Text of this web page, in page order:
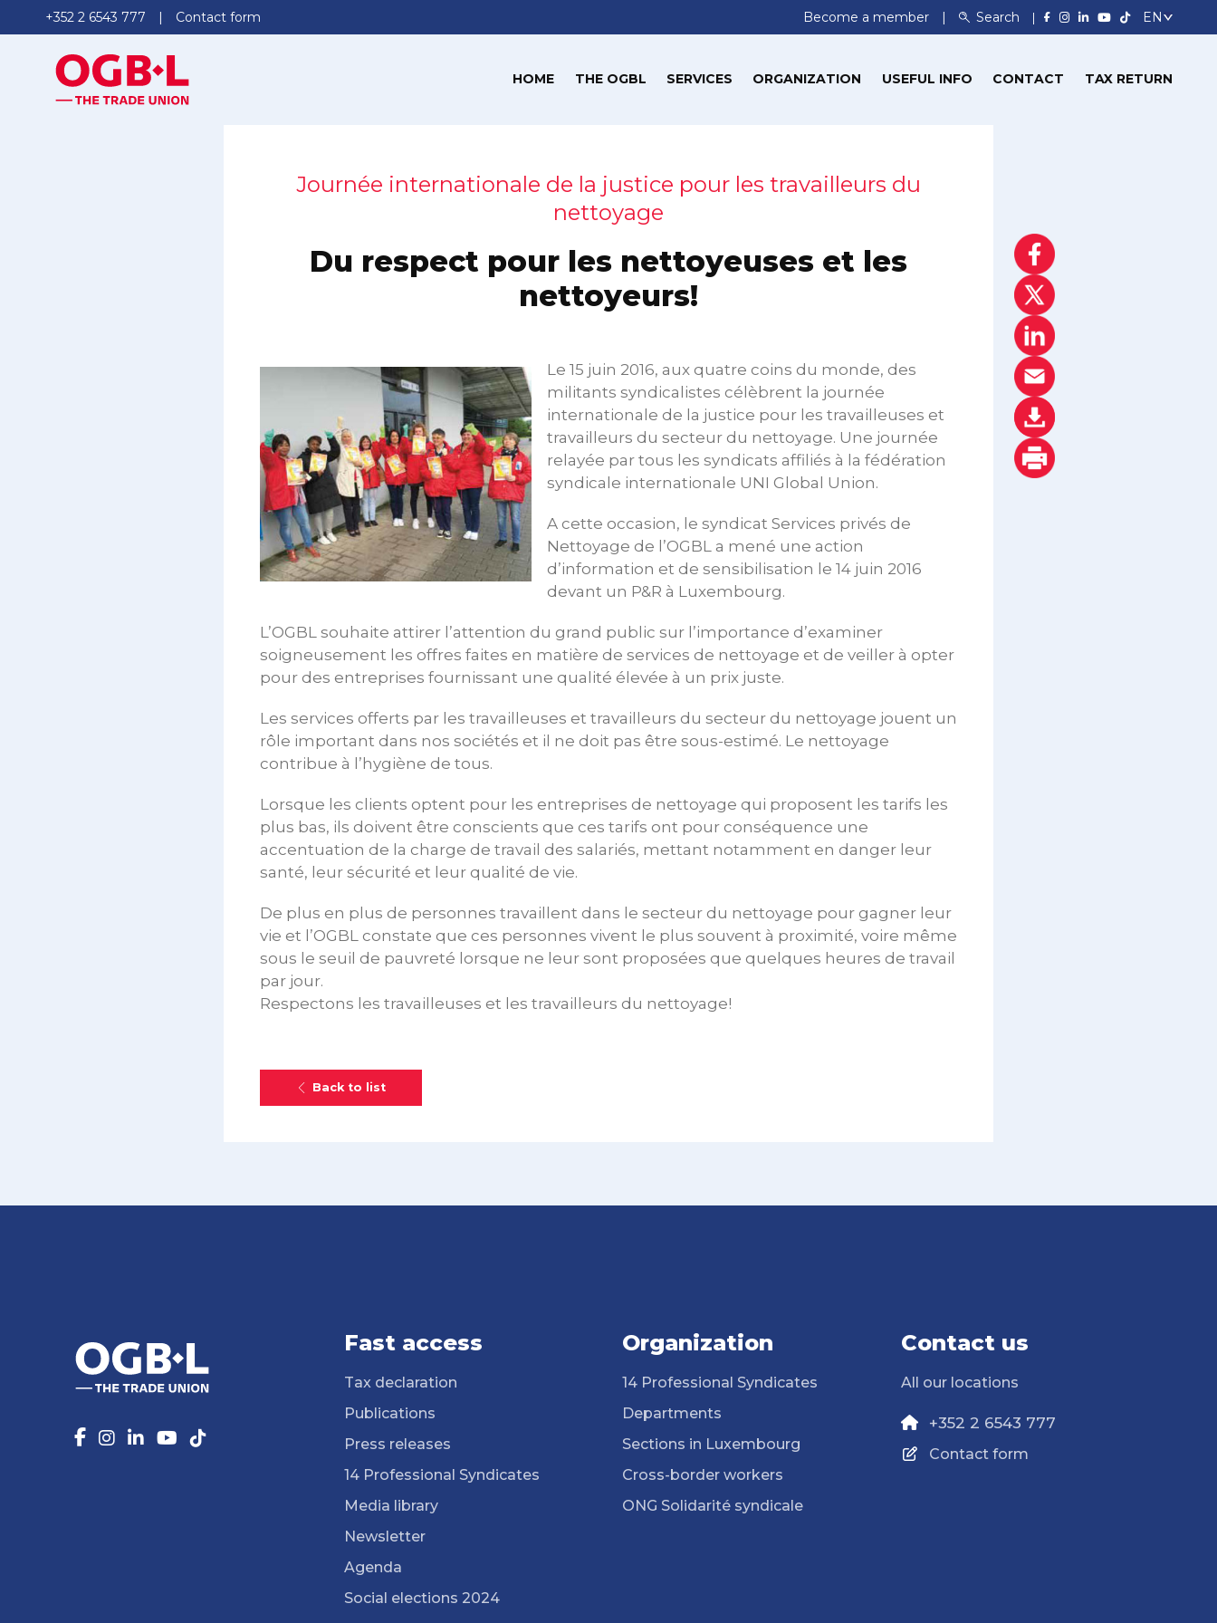
+352 2 6543 777 Contact form Become a member Search
HOME THE OGBL SERVICES ORGANIZATION USEFUL INFO CONTACT TAX RETURN
Journée internationale de la justice pour les travailleurs du
nettoyage
Du respect pour les nettoyeuses et les
nettoyeurs!
Le 15 juin 2016, aux quatre coins du monde, des
militants syndicalistes célèbrent la journée
internationale de la justice pour les travailleuses et
travailleurs du secteur du nettoyage. Une journée
relayée par tous les syndicats affiliés à la fédération
syndicale internationale UNI Global Union.
A cette occasion, le syndicat Services privés de
Nettoyage de l’OGBL a mené une action
d’information et de sensibilisation le 14 juin 2016
devant un P&R à Luxembourg.
L’OGBL souhaite attirer l’attention du grand public sur l’importance d’examiner
soigneusement les offres faites en matière de services de nettoyage et de veiller à opter
pour des entreprises fournissant une qualité élevée à un prix juste.
Les services offerts par les travailleuses et travailleurs du secteur du nettoyage jouent un
rôle important dans nos sociétés et il ne doit pas être sous-estimé. Le nettoyage
contribue à l’hygiène de tous.
Lorsque les clients optent pour les entreprises de nettoyage qui proposent les tarifs les
plus bas, ils doivent être conscients que ces tarifs ont pour conséquence une
accentuation de la charge de travail des salariés, mettant notamment en danger leur
santé, leur sécurité et leur qualité de vie.
De plus en plus de personnes travaillent dans le secteur du nettoyage pour gagner leur
vie et l’OGBL constate que ces personnes vivent le plus souvent à proximité, voire même
sous le seuil de pauvreté lorsque ne leur sont proposées que quelques heures de travail
par jour.
Respectons les travailleuses et les travailleurs du nettoyage!
Back to list
Fast access
Tax declaration
Publications
Press releases
14 Professional Syndicates
Media library
Newsletter
Agenda
Social elections 2024
Organization
14 Professional Syndicates
Departments
Sections in Luxembourg
Cross-border workers
ONG Solidarité syndicale
Contact us
All our locations
+352 2 6543 777
Contact form